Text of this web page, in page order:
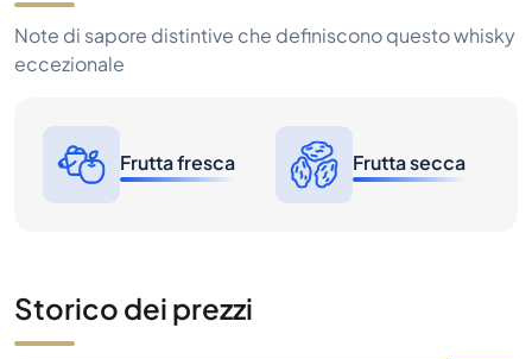
Note di sapore distintive che definiscono questo whisky
eccezionale
Frutta fresca Frutta secca
Storico dei prezzi